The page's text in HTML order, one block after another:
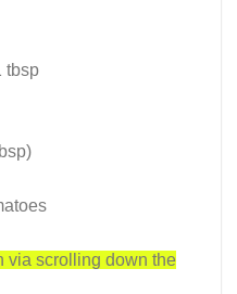
tbsp
via scrolling down the